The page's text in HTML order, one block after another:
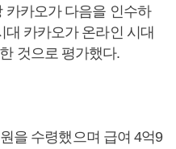
카카오가 다음을 인수하
카카오가 온라인 시대
것으로 평가했다.
을 수령했으며 급여 4억9